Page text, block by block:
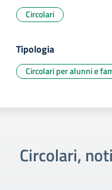
Circolari
Tipologia
Circolari per alunni e
Circolari,